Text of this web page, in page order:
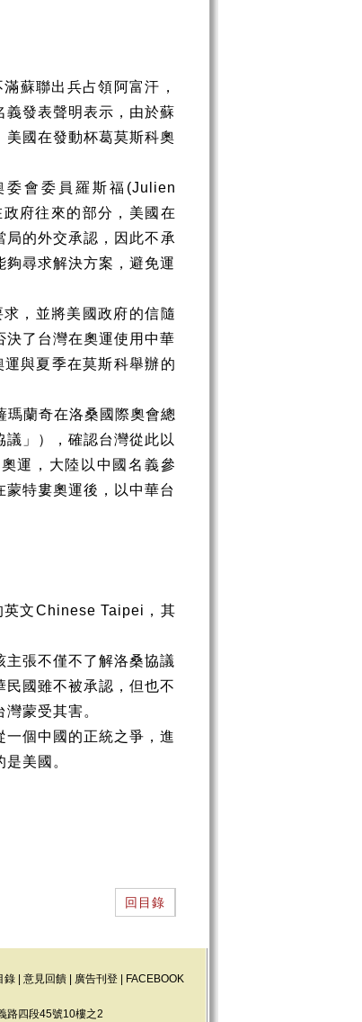
蘇聯出兵占領阿富汗，
義發表聲明表示，由於蘇
美國在發動杯葛莫斯科奧
委會委員羅斯福 (Julien
府往來的部分，美國在
局的外交承認，因此不承
尋求解決方案，避免運
，並將美國政府的信隨
決了台灣在奧運使用中華
與夏季在莫斯科舉辦的
瑪蘭奇在洛桑國際奧會總
」），確認台灣從此以
運，大陸以中國名義參
特婁奧運後，以中華台
文Chinese Taipei ，其
張不僅不了解洛桑協議
國雖不被承認，但也不
蒙受其害。
個中國的正統之爭，進
美國。
回目錄
錄 意見回饋 廣告刊登 FACEBOOK
路四段45號10樓之2